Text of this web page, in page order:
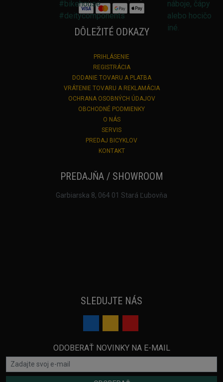
DÔLEŽITÉ ODKAZY
PRIHLÁSENIE
REGISTRÁCIA
DODANIE TOVARU A PLATBA
VRÁTENIE TOVARU A REKLAMÁCIA
OCHRANA OSOBNÝCH ÚDAJOV
OBCHODNÉ PODMIENKY
O NÁS
SERVIS
PREDAJ BICYKLOV
KONTAKT
PREDAJŇA / SHOWROOM
Garbiarska 8, 064 01 Stará Ľubovňa
SLEDUJTE NÁS
ODOBERAŤ NOVINKY NA E-MAIL